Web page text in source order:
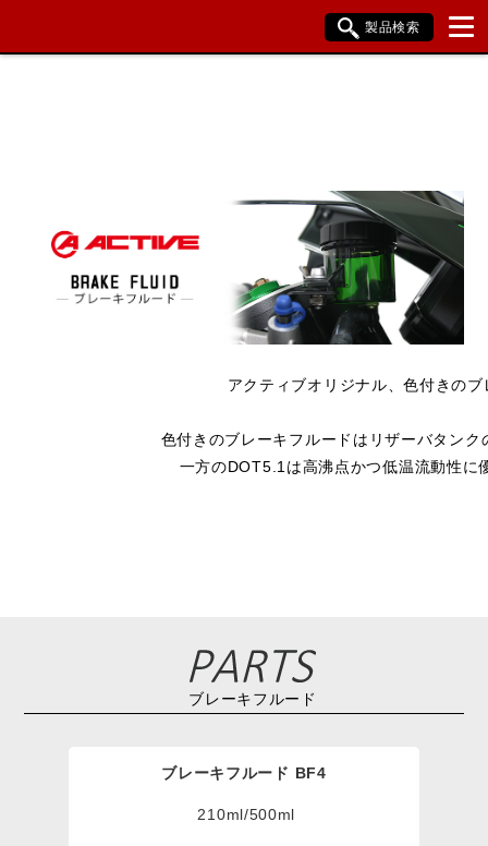
製品検索
SUZUKI
KAWASAKI BMW DUCATI
HARLEY DAVIDSON KTM TRIUMPH
閉じる
アクティブオリジナル、色付きの
色付きのブレーキフルードはリザーバタン
一方のDOT5.1は高沸点かつ低温流動性に
ブレーキフルード
ブレーキフルード BF4
210ml/500ml